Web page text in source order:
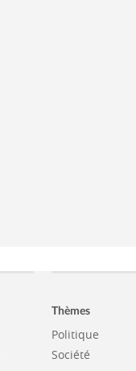
Thèmes
Politique
Société